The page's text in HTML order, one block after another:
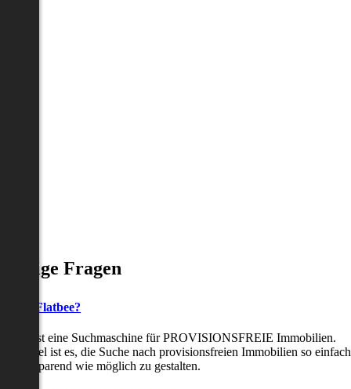
Fragen
ist Flatbee?
ist eine Suchmaschine für PROVISIONSFREIE Immobilien.
Ziel ist es, die Suche nach provisionsfreien Immobilien so einfach
zeitsparend wie möglich zu gestalten.